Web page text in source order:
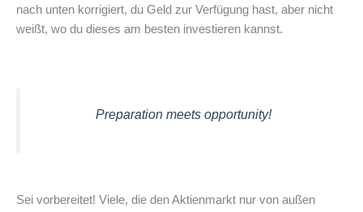
nach unten korrigiert, du Geld zur Verfügung hast, aber nicht
weißt, wo du dieses am besten investieren kannst.
Preparation meets opportunity!
Sei vorbereitet! Viele, die den Aktienmarkt nur von außen